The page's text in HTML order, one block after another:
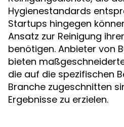
Hygienestandards
Startups hingegen
Ansatz zur Reinigung
benötigen. Anbieter von
bieten
die auf die spezifischen
Branche zugeschnitten
Ergebnisse zu erzielen.